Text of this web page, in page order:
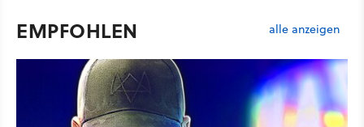
EMPFOHLEN alle anzeigen